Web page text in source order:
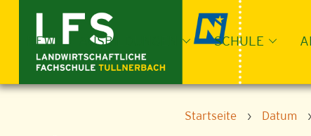
contentNEWS AUSBILDUNGEN SCHULE
Startseite › Datum ›